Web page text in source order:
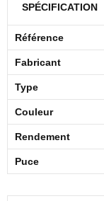
SPÉCIFICATION
Référence
Fabricant
Type
Couleur
Rendement
Puce